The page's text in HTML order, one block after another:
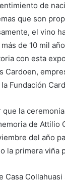
de
que son
el vino
de 10 mil
con esta
Cardoen,
Fundación
que la
de Attilio
del año
la primera viña
Casa